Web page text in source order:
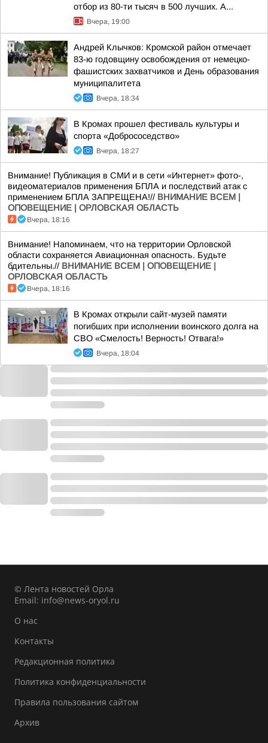
отбор из 80-ти тысяч в 500 лучших. А...
Вчера, 19:00
Андрей Клычков: Кромской район отмечает
83-ю годовщину освобождения от немецко-
фашистских захватчиков и День образования
муниципалитета
Вчера, 18:34
В Кромах прошел фестиваль культуры и
спорта «Добрососедство»
Вчера, 18:27
Внимание! Публикация в СМИ и в сети «Интернет» фото-,
видеоматериалов применения БПЛА и последствий атак с
применением БПЛА ЗАПРЕЩЕНА!// ВНИМАНИЕ ВСЕМ |
ОПОВЕЩЕНИЕ | ОРЛОВСКАЯ ОБЛАСТЬ
Вчера, 18:16
Внимание! Напоминаем, что на территории Орловской
области сохраняется Авиационная опасность. Будьте
бдительны.// ВНИМАНИЕ ВСЕМ | ОПОВЕЩЕНИЕ |
ОРЛОВСКАЯ ОБЛАСТЬ
Вчера, 18:16
В Кромах открыли сайт-музей памяти
погибших при исполнении воинского долга на
СВО «Смелость! Верность! Отвага!»
Вчера, 18:04
© Лента новостей Орла
Email: info@news-oryol.ru
О нас
Контакты
Редакционная политика
Политика конфиденциальности
Правила пользования сайтом
Архив